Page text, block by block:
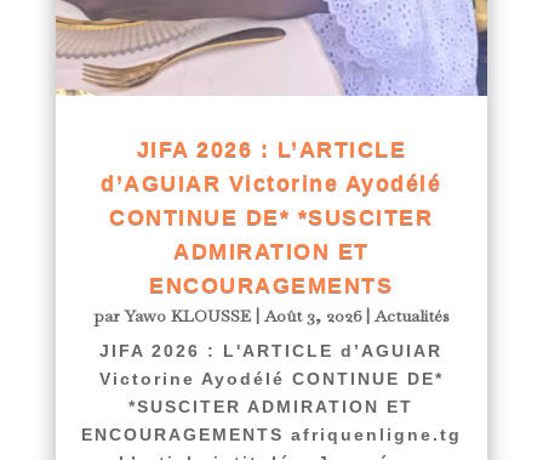
JIFA 2026 : L’ARTICLE
d’AGUIAR Victorine Ayodélé
CONTINUE DE* *SUSCITER
ADMIRATION ET
ENCOURAGEMENTS
parYawo KLOUSSE|Août 3, 2026|Actualités
JIFA 2026 : L'ARTICLE d’AGUIAR
Victorine Ayodélé CONTINUE DE*
*SUSCITER ADMIRATION ET
ENCOURAGEMENTS afriquenligne.tg